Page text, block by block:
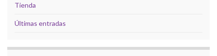
Tienda
Últimas entradas